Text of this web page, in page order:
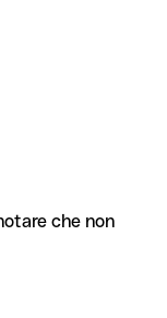
che non